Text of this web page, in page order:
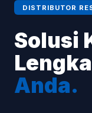
DISTRIBUTOR
Solusi
Anda.